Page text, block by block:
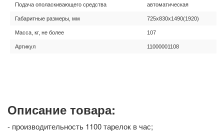
Подача ополаскивающего средства автоматическая
Габаритные размеры, мм 725х830х1490(1920)
Масса, кг, не более 107
Артикул 11000001108
Описание товара:
- производительность 1100 тарелок в час;